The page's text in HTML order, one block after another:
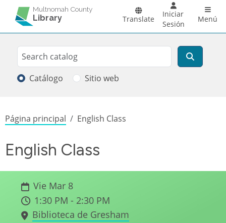
Pasar al contenido principal
Multnomah County
Library Translate
Iniciar
Sesión
Menú
Search
Buscar
Catálogo Sitio web
Sobrescribir enlaces de ayuda a la
Página principal English Class
English Class
Vie Mar 8
1:30 PM - 2:30 PM
Biblioteca de Gresham